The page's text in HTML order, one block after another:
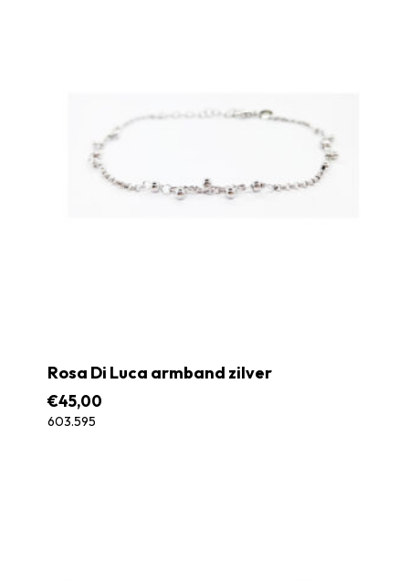
Rosa Di Luca armband zilver
€45,00
603.595